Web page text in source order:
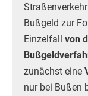
Bußgeld zur
Einzelfall von
zunächst eine
nur bei Bußen